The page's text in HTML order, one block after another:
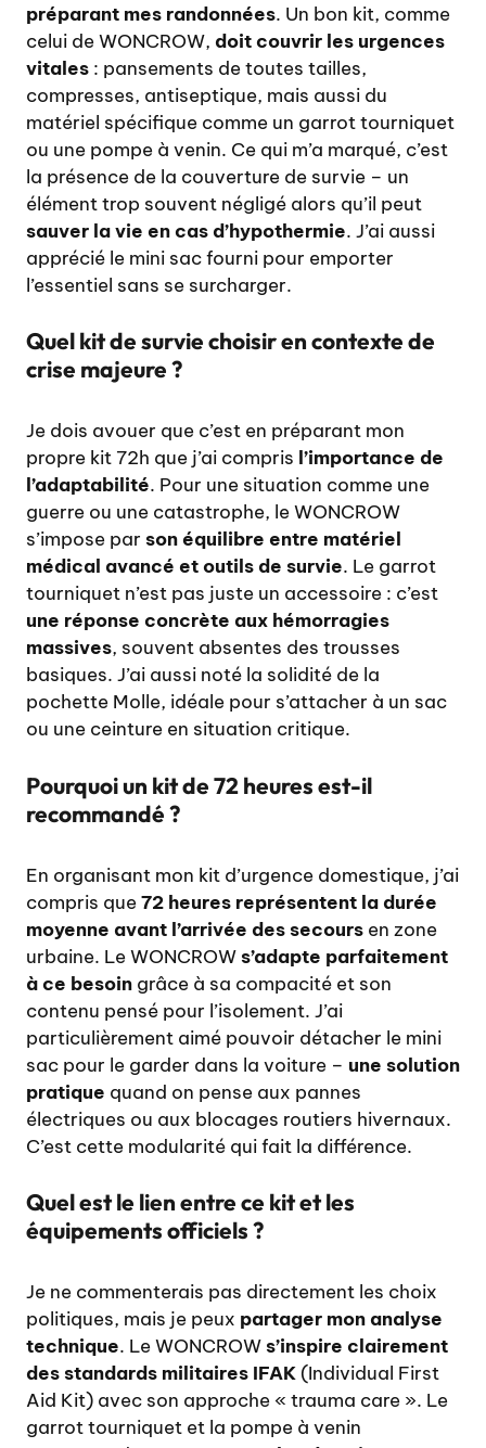
préparant mes randonnées. Un bon kit, comme
celui de WONCROW, doit couvrir les urgences
vitales : pansements de toutes tailles,
compresses, antiseptique, mais aussi du
matériel spécifique comme un garrot tourniquet
ou une pompe à venin. Ce qui m’a marqué, c’est
la présence de la couverture de survie – un
élément trop souvent négligé alors qu’il peut
sauver la vie en cas d’hypothermie. J’ai aussi
apprécié le mini sac fourni pour emporter
l’essentiel sans se surcharger.
Quel kit de survie choisir en contexte de
crise majeure ?
Je dois avouer que c’est en préparant mon
propre kit 72h que j’ai compris l’importance de
l’adaptabilité. Pour une situation comme une
guerre ou une catastrophe, le WONCROW
s’impose par son équilibre entre matériel
médical avancé et outils de survie. Le garrot
tourniquet n’est pas juste un accessoire : c’est
une réponse concrète aux hémorragies
massives, souvent absentes des trousses
basiques. J’ai aussi noté la solidité de la
pochette Molle, idéale pour s’attacher à un sac
ou une ceinture en situation critique.
Pourquoi un kit de 72 heures est-il
recommandé ?
En organisant mon kit d’urgence domestique, j’ai
compris que72 heures représentent la durée
moyenne avant l’arrivée des secours en zone
urbaine. Le WONCROW s’adapte parfaitement
à ce besoin grâce à sa compacité et son
contenu pensé pour l’isolement. J’ai
particulièrement aimé pouvoir détacher le mini
sac pour le garder dans la voiture – une solution
pratique quand on pense aux pannes
électriques ou aux blocages routiers hivernaux.
C’est cette modularité qui fait la différence.
Quel est le lien entre ce kit et les
équipements officiels ?
Je ne commenterais pas directement les choix
politiques, mais je peux partager mon analyse
technique. Le WONCROW s’inspire clairement
des standards militaires IFAK (Individual First
Aid Kit) avec son approche « trauma care ». Le
garrot tourniquet et la pompe à venin